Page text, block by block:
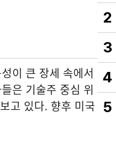
이 큰 장세 속에서
은 기술주 중심 위
고 있다. 향후 미국
2
3
4
5